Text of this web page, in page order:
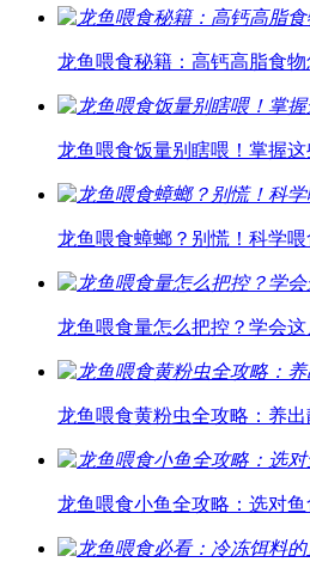
龙鱼喂食秘籍：高钙高脂食
龙鱼喂食饭量别瞎喂！掌握
龙鱼喂食蟑螂？别慌！科学
龙鱼喂食量怎么把控？学会
龙鱼喂食黄粉虫全攻略：养
龙鱼喂食小鱼全攻略：选对鱼